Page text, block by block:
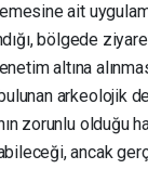
ait
bölgede
altına
arkeolojik
zorunlu olduğu
ancak